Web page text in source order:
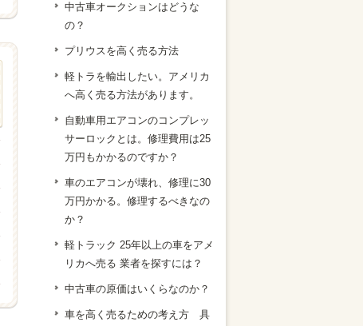
中古車オークションはどうな
の？
プリウスを高く売る方法
軽トラを輸出したい。アメリカ
へ高く売る方法があります。
自動車用エアコンのコンプレッ
サーロックとは。修理費用は25
万円もかかるのですか？
車のエアコンが壊れ、修理に30
万円かかる。修理するべきなの
か？
軽トラック 25年以上の車をアメ
リカへ売る 業者を探すには？
中古車の原価はいくらなのか？
車を高く売るための考え方 具